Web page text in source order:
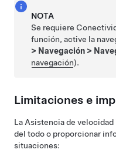
NOTA
Se requiere
función, active la
> Navegación >
navegación).
Limitaciones e
La Asistencia de
del todo o proporcionar
situaciones: